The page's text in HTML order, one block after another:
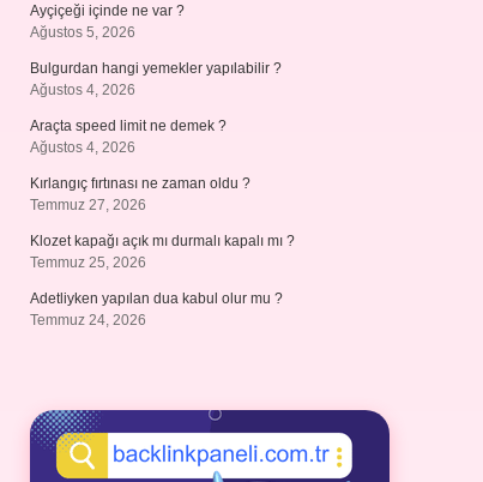
Ayçiçeği içinde ne var ?
Ağustos 5, 2026
Bulgurdan hangi yemekler yapılabilir ?
Ağustos 4, 2026
Araçta speed limit ne demek ?
Ağustos 4, 2026
Kırlangıç fırtınası ne zaman oldu ?
Temmuz 27, 2026
Klozet kapağı açık mı durmalı kapalı mı ?
Temmuz 25, 2026
Adetliyken yapılan dua kabul olur mu ?
Temmuz 24, 2026